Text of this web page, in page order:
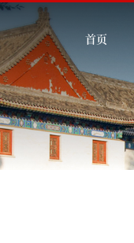
首页